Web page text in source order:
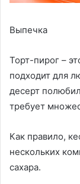
Выпечка
Торт-пирог –
подходит для
десерт
требует
Как правило,
нескольких
сахара.